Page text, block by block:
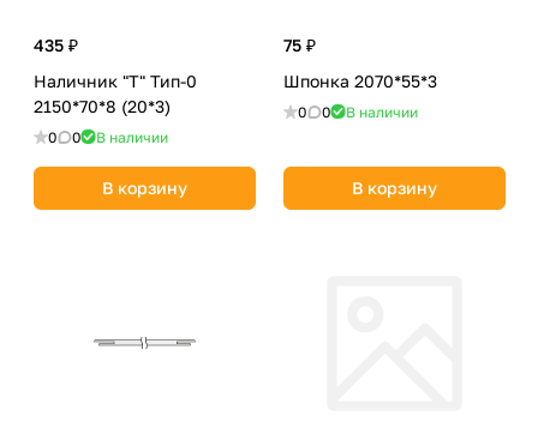
435 ₽
Наличник "Т" Тип-0
2150*70*8 (20*3)
0 0 В наличии
В корзину
75 ₽
Шпонка 2070*55*3
0 0 В наличии
В корзину